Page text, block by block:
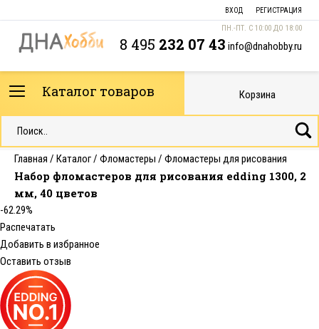
ВХОД РЕГИСТРАЦИЯ
ПН.-ПТ. С 10:00 ДО 18:00
8 495 232 07 43 info@dnahobby.ru
Каталог товаров Корзина
Главная / Каталог/ Фломастеры / Фломастеры для рисования
Набор фломастеров для рисования edding 1300, 2
мм, 40 цветов
-62.29%
Распечатать
Добавить в избранное
Оставить отзыв